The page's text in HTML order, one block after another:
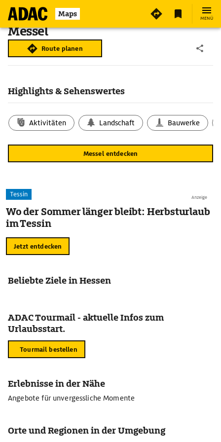
Maps MENÜ
Messel
Route planen
Highlights & Sehenswertes
Aktivitäten Landschaft Bauwerke
Messel entdecken
Anzeige
Tessin
Wo der Sommer länger bleibt: Herbsturlaub
im Tessin
Jetzt entdecken
Beliebte Ziele in Hessen
ADAC Tourmail - aktuelle Infos zum
Urlaubsstart.
Tourmail bestellen
Erlebnisse in der Nähe
Angebote für unvergessliche Momente
Orte und Regionen in der Umgebung